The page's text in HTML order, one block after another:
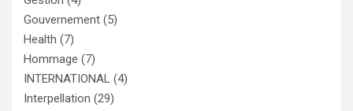
Gouvernement (5)
Health (7)
Hommage (7)
INTERNATIONAL (4)
Interpellation (29)